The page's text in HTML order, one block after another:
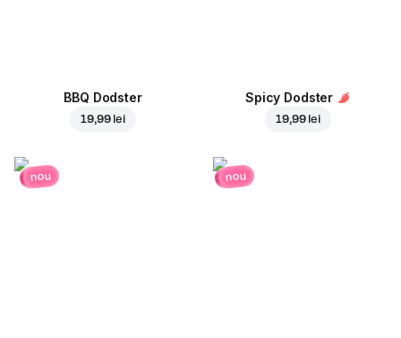
BBQ Dodster
19,99 lei
Spicy Dodster
19,99 lei
nou nou